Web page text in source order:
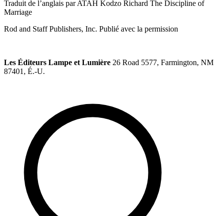
Traduit de l’anglais par ATAH Kodzo Richard The Discipline of
Marriage
Rod and Staff Publishers, Inc. Publié avec la permission
Les Éditeurs Lampe et Lumière 26 Road 5577, Farmington, NM
87401, É.-U.